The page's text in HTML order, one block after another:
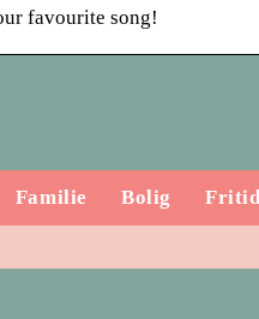
favourite song!
Familie Bolig Fritid